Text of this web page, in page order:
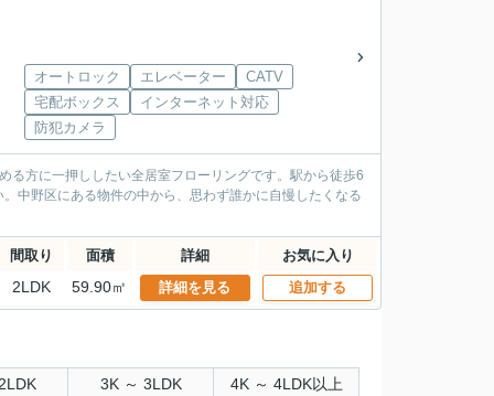
オートロック エレベーター
CATV
宅配ボックス
インターネット対応
防犯カメラ
る方に一押ししたい全居室フローリングです。駅から徒歩6
中野区にある物件の中から、思わず誰かに自慢したくなる
間取り 面積 詳細 お気に入り
2LDK 59.90㎡ 詳細を見る 追加する
3K ～ 3LDK 4K ～ 4LDK以上